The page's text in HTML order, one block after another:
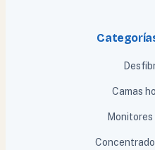
Camas